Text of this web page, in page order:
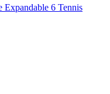
Expandable 6 Tennis